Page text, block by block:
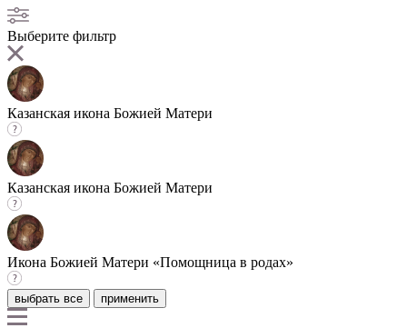
Выберите фильтр
Казанская икона Божией Матери
Казанская икона Божией Матери
Икона Божией Матери «Помощница в родах»
выбрать все применить